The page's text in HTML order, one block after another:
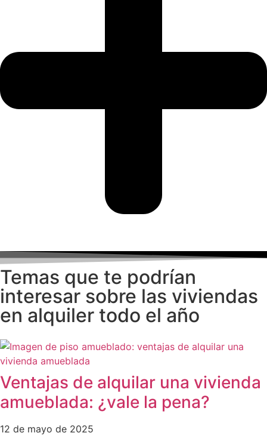
Temas que te podrían
interesar sobre las viviendas
en alquiler todo el año
Ventajas de alquilar una vivienda
amueblada: ¿vale la pena?
12 de mayo de 2025